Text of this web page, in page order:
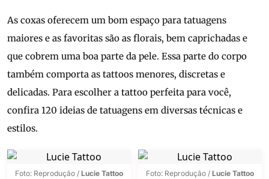
As coxas oferecem um bom espaço para tatuagens
maiores e as favoritas são as florais, bem caprichadas e
que cobrem uma boa parte da pele. Essa parte do corpo
também comporta as tattoos menores, discretas e
delicadas. Para escolher a tattoo perfeita para você,
confira 120 ideias de tatuagens em diversas técnicas e
estilos.
Foto: Reprodução / Lucie Tattoo Foto: Reprodução / Lucie Tattoo